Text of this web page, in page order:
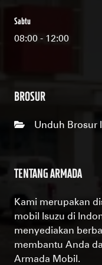
Sabtu
08:00 - 12:00
BROSUR
Unduh Brosur
TENTANG ARMADA
Kami merupakan
mobil Isuzu di
menyediakan
membantu Anda
Armada Mobil.